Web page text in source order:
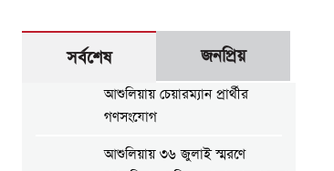
সর্বশেষ জনপ্রিয়
আশুলিয়ায় চেয়ারম্যান প্রার্থীর
গণসংযোগ
আশুলিয়ায় ৩৬ জুলাই স্মরণে